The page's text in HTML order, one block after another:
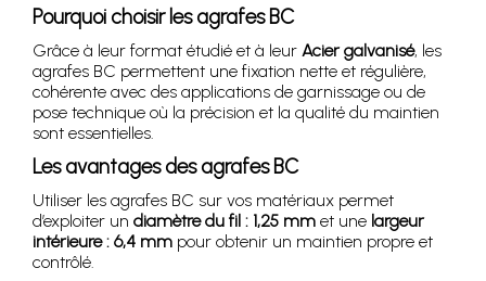
Pourquoi choisir les agrafes BC
Grâce à leur format étudié et à leur Acier galvanisé, les
agrafes BC permettent une fixation nette et régulière,
cohérente avec des applications de garnissage ou de
pose technique où la précision et la qualité du maintien
sont essentielles.
Les avantages des agrafes BC
Utiliser les agrafes BC sur vos matériaux permet
d’exploiter un diamètre du fil : 1,25 mm et une largeur
intérieure : 6,4 mm pour obtenir un maintien propre et
contrôlé.